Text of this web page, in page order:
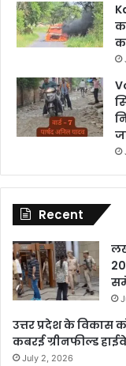
Recent
उत्तर प्रदेश के विकास
कबरई ग्रीनफील्ड
July 2, 2026